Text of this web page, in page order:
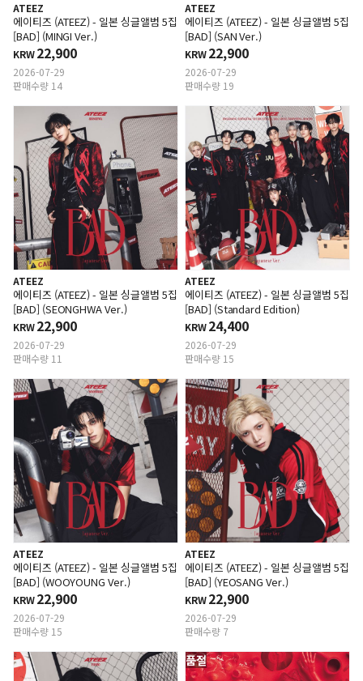
ATEEZ
에이티즈 (ATEEZ) - 일본 싱글앨범 5집
[BAD] (MINGI Ver.)
KRW22,900
2026-07-29
판매수량 14
ATEEZ
에이티즈 (ATEEZ) - 일본 싱글앨범 5집
[BAD] (SAN Ver.)
KRW22,900
2026-07-29
판매수량 19
ATEEZ
에이티즈 (ATEEZ) - 일본 싱글앨범 5집
[BAD] (SEONGHWA Ver.)
KRW22,900
2026-07-29
판매수량 11
ATEEZ
에이티즈 (ATEEZ) - 일본 싱글앨범 5집
[BAD] (Standard Edition)
KRW24,400
2026-07-29
판매수량 15
ATEEZ
에이티즈 (ATEEZ) - 일본 싱글앨범 5집
[BAD] (WOOYOUNG Ver.)
KRW22,900
2026-07-29
판매수량 15
ATEEZ
에이티즈 (ATEEZ) - 일본 싱글앨범 5집
[BAD] (YEOSANG Ver.)
KRW22,900
2026-07-29
판매수량 7
품절